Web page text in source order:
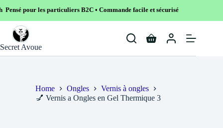
B2C • Commande facile et sécurisé
content
Secret Avoue
Shopping
Home Ongles
Vernis à ongles
💅 Vernis a Ongles en Gel Thermique 3